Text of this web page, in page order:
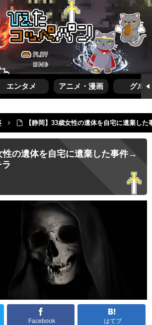
エンタメ アニメ・漫画 グルメ
【静岡】33歳女性の遺体を自宅に遺棄し
性の遺体を自宅に遺棄した事件→
Facebook はてブ